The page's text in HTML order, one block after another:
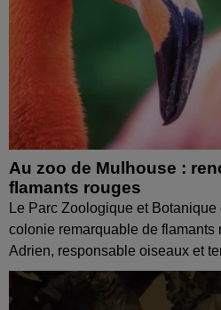
Au zoo de Mulhouse :
flamants rouges
Le Parc Zoologique et
colonie remarquable de flamants
Adrien, responsable oiseaux et